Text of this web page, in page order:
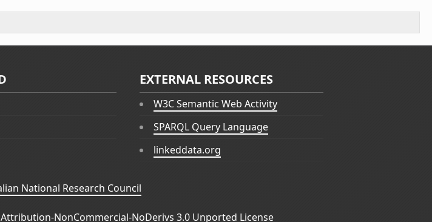
EXTERNAL RESOURCES
W3C Semantic Web Activity
SPARQL Query Language
linkeddata.org
National Research Council
NonCommercial-NoDerivs 3.0 Unported License